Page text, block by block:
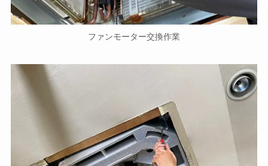
ファンモーター交換作業